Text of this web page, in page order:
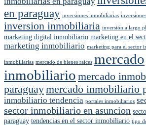
en paraguay inversiones inmobiliarias
inversion inmobiliaria inversión a largo
marketing digital inmobiliario marketing en el
marketing inmobiliario marketing para el sector
inmobiliarias mercado de bienes raíces mercado
inmobiliario mercado
paraguaymercado inmobiliario
inmobiliario tendencia portales inmobiliarios
sector inmobiliario en asuncion
paraguay tendencias en el sector inmobiliario tipo